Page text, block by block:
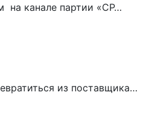
на канале партии «СР…
из поставщика…